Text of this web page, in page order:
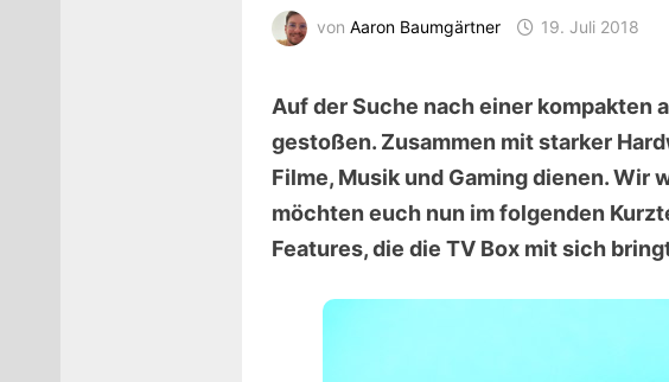
von Aaron Baumgärtner 19. Juli 2018
Auf der Suche nach einer kompakten
gestoßen. Zusammen mit starker
Filme, Musik und Gaming dienen. Wir
möchten euch nun im folgenden
Features, die die TV Box mit sich